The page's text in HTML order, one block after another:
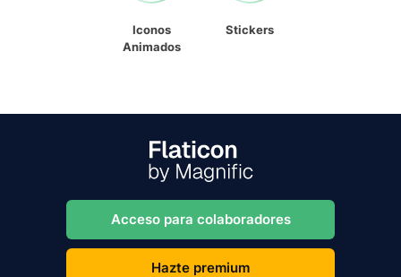
Iconos
Animados
Stickers
Acceso para colaboradores
Hazte premium